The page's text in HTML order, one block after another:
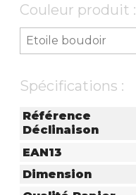
Couleur produit :
Spécifications :
Référence
Déclinaison
EAN13
Dimension